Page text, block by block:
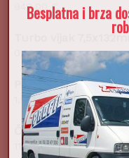
949,00 €
Turbo vijak
0,28€
PVC gladilica
1,99€
Čekić bravarski
11,60€
Besplatna i brza